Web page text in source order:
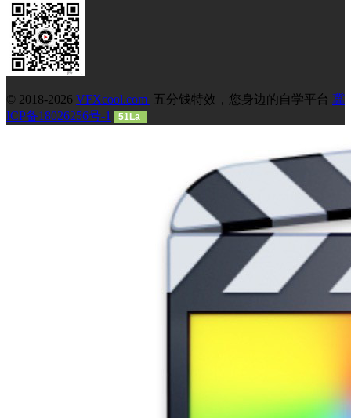
© 2018-2026 VFXcool.com 五分钱特效，您身边的自学平台 冀
ICP备18026256号-1
51La